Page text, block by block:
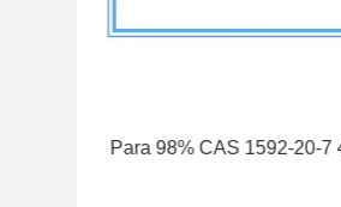
Para 98% CAS 1592-20-